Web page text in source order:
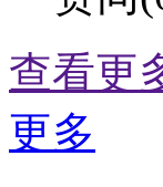
查看更
更多